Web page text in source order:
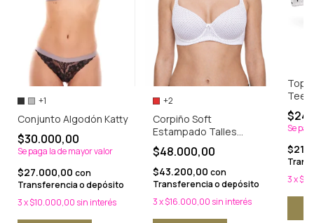
+1
Conjunto Algodón Katty
$30.000,00
Se paga la de mayor valor
$27.000,00 con
Transferencia o depósito
3x$10.000,00 sin interés
+2
Corpiño Soft
Estampado Talles
especiales
$48.000,00
$43.200,00 con
Transferencia o depósito
3x$16.000,00 sin interés
Top
Se
3x